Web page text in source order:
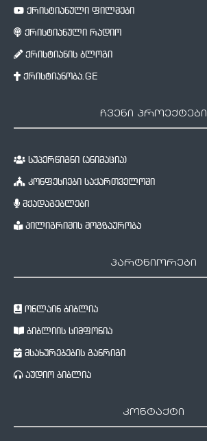
ქრისტიანული ფილმები
ქრისტიანული რადიო
ქრისტიანის ბლოგი
ქრისტიანობა.GE
ჩვენი პროექტები
სუპერწიგნი (ანიმაცია)
კონფესიები საქართველოში
მქადაგებლები
პილიგრიმის მოგზაურობა
პარტნიორები
ონლაინ ბიბლია
ბიბლიის სიმფონია
მსახურებების განრიგი
აუდიო ბიბლია
კონტაქტი